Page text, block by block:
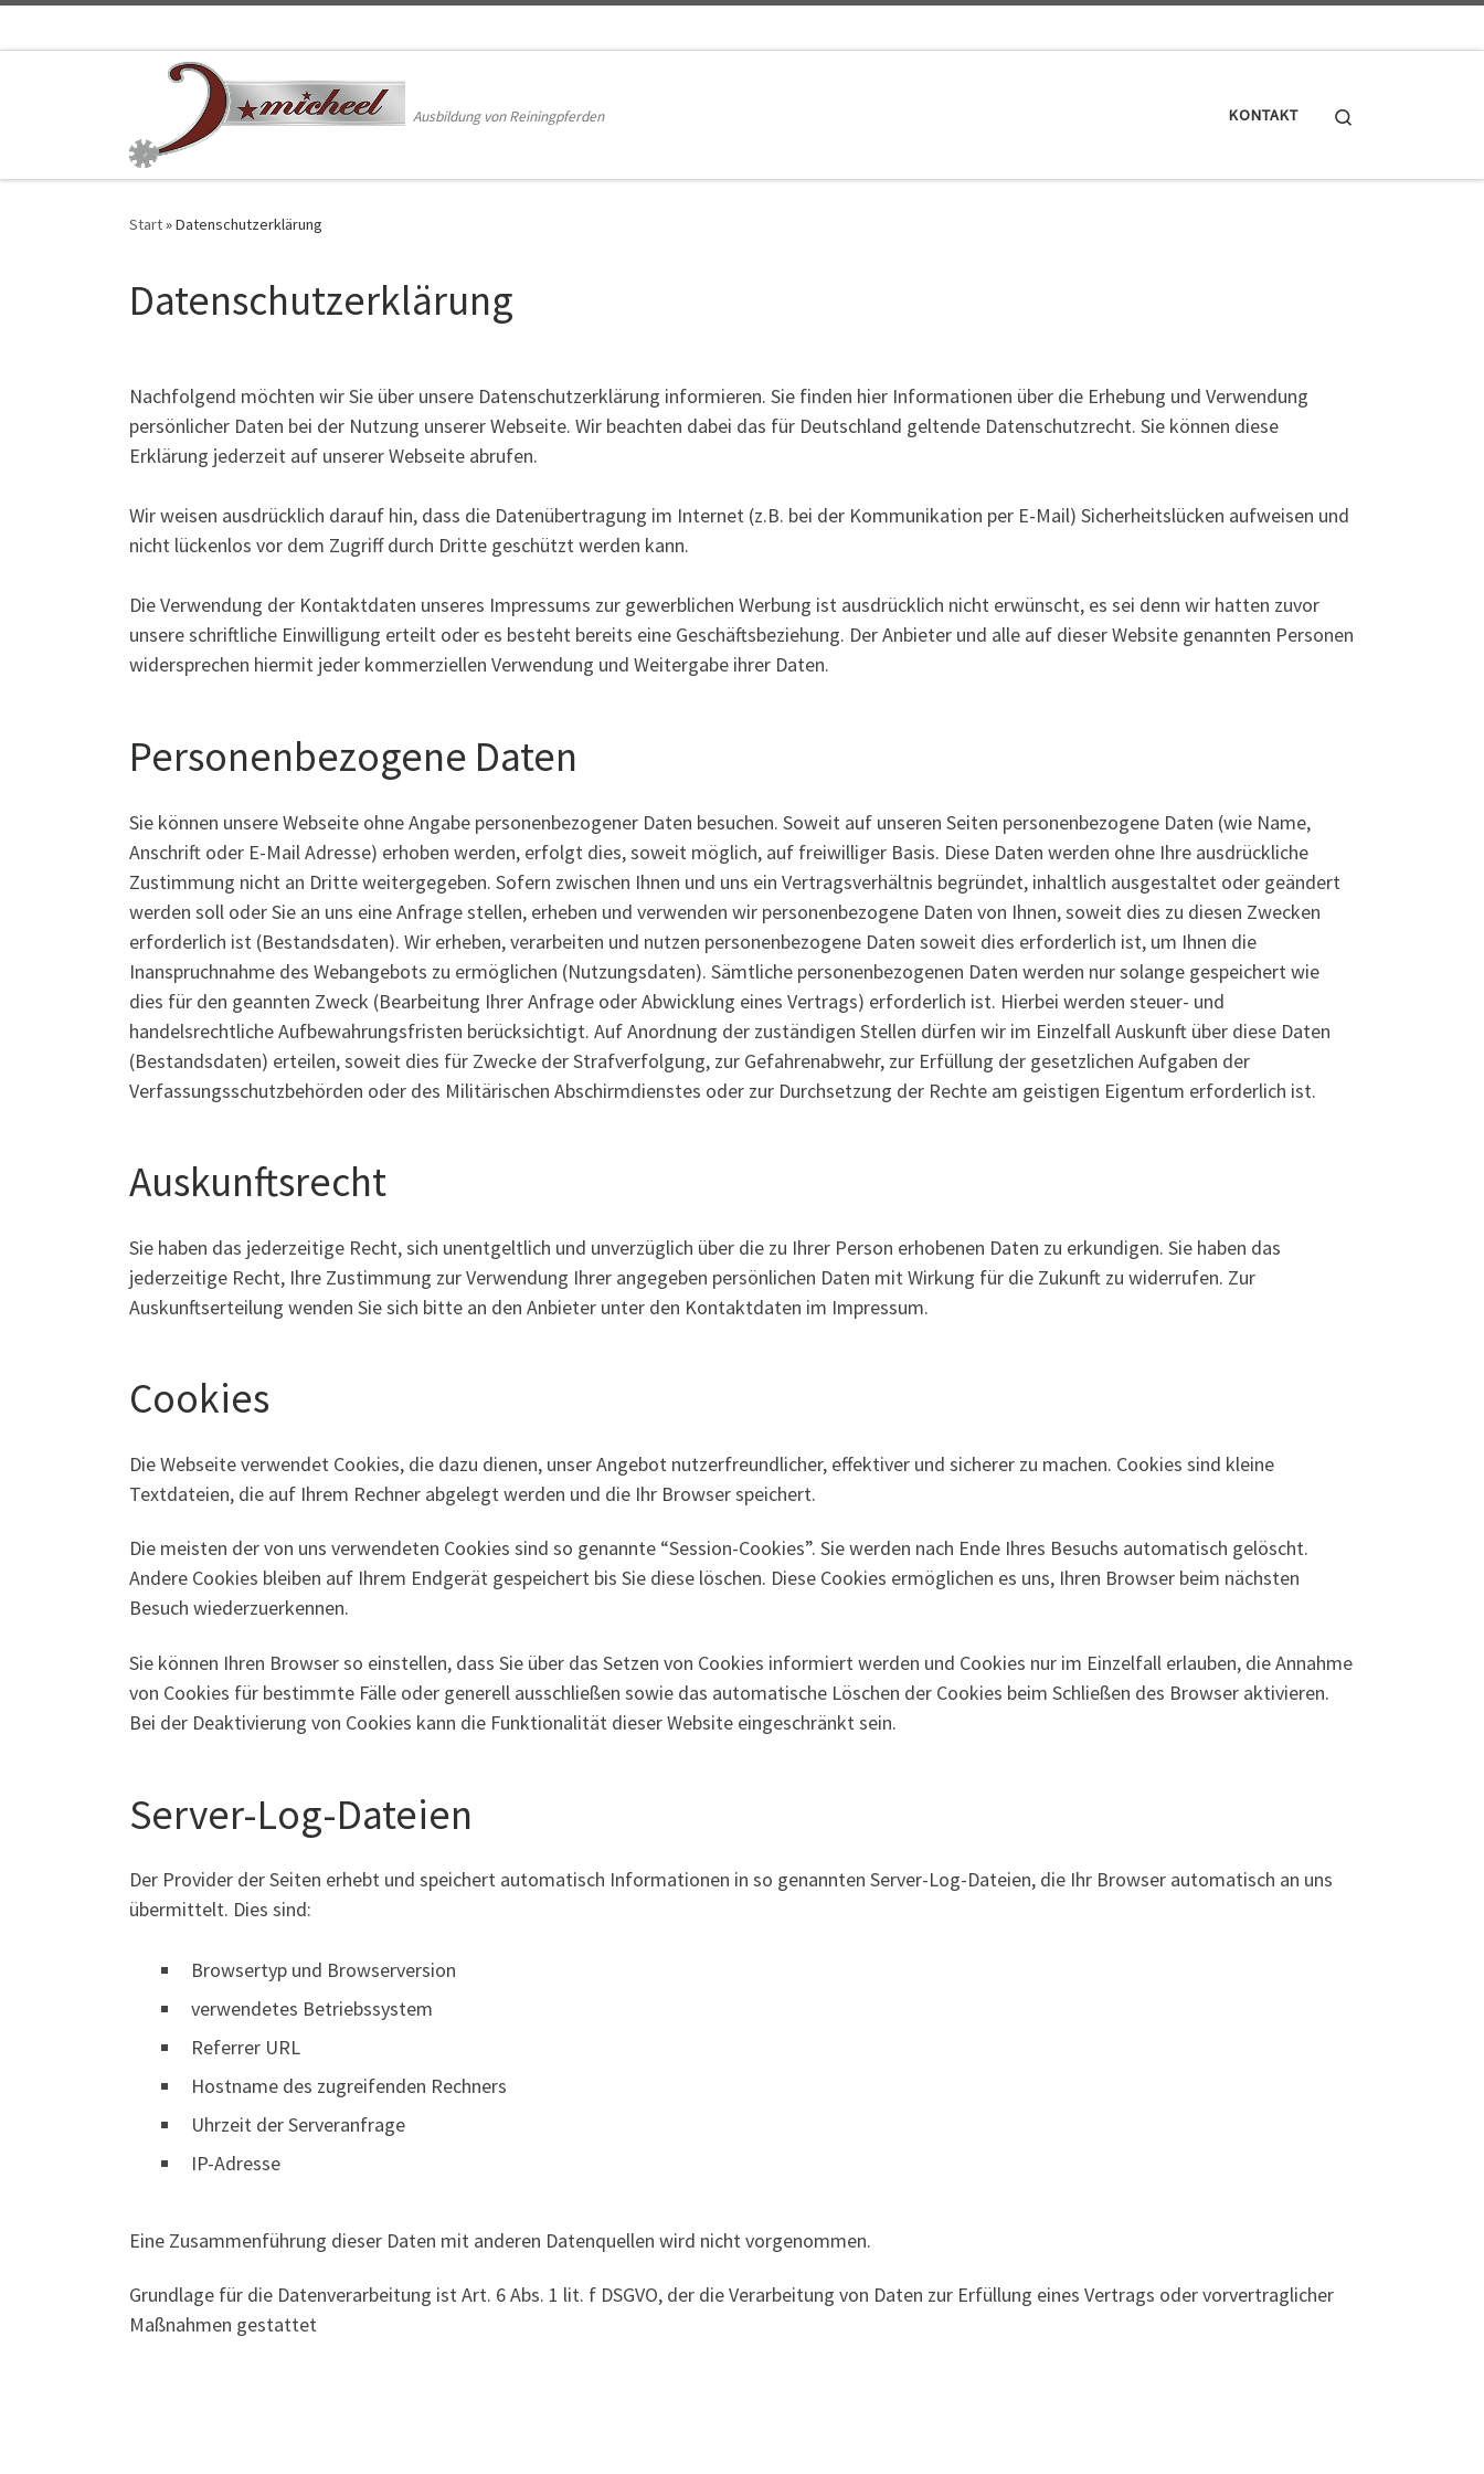
Ausbildung von Reiningpferden KONTAKT
Start»Datenschutzerklärung
Datenschutzerklärung
Nachfolgend möchten wir Sie über unsere Datenschutzerklärung informieren. Sie finden hier Informationen über die Erhebung und Verwendung
persönlicher Daten bei der Nutzung unserer Webseite. Wir beachten dabei das für Deutschland geltende Datenschutzrecht. Sie können diese
Erklärung jederzeit auf unserer Webseite abrufen.
Wir weisen ausdrücklich darauf hin, dass die Datenübertragung im Internet (z.B. bei der Kommunikation per E-Mail) Sicherheitslücken aufweisen und
nicht lückenlos vor dem Zugriff durch Dritte geschützt werden kann.
Die Verwendung der Kontaktdaten unseres Impressums zur gewerblichen Werbung ist ausdrücklich nicht erwünscht, es sei denn wir hatten zuvor
unsere schriftliche Einwilligung erteilt oder es besteht bereits eine Geschäftsbeziehung. Der Anbieter und alle auf dieser Website genannten Personen
widersprechen hiermit jeder kommerziellen Verwendung und Weitergabe ihrer Daten.
Personenbezogene Daten
Sie können unsere Webseite ohne Angabe personenbezogener Daten besuchen. Soweit auf unseren Seiten personenbezogene Daten (wie Name,
Anschrift oder E-Mail Adresse) erhoben werden, erfolgt dies, soweit möglich, auf freiwilliger Basis. Diese Daten werden ohne Ihre ausdrückliche
Zustimmung nicht an Dritte weitergegeben. Sofern zwischen Ihnen und uns ein Vertragsverhältnis begründet, inhaltlich ausgestaltet oder geändert
werden soll oder Sie an uns eine Anfrage stellen, erheben und verwenden wir personenbezogene Daten von Ihnen, soweit dies zu diesen Zwecken
erforderlich ist (Bestandsdaten). Wir erheben, verarbeiten und nutzen personenbezogene Daten soweit dies erforderlich ist, um Ihnen die
Inanspruchnahme des Webangebots zu ermöglichen (Nutzungsdaten). Sämtliche personenbezogenen Daten werden nur solange gespeichert wie
dies für den geannten Zweck (Bearbeitung Ihrer Anfrage oder Abwicklung eines Vertrags) erforderlich ist. Hierbei werden steuer- und
handelsrechtliche Aufbewahrungsfristen berücksichtigt. Auf Anordnung der zuständigen Stellen dürfen wir im Einzelfall Auskunft über diese Daten
(Bestandsdaten) erteilen, soweit dies für Zwecke der Strafverfolgung, zur Gefahrenabwehr, zur Erfüllung der gesetzlichen Aufgaben der
Verfassungsschutzbehörden oder des Militärischen Abschirmdienstes oder zur Durchsetzung der Rechte am geistigen Eigentum erforderlich ist.
Auskunftsrecht
Sie haben das jederzeitige Recht, sich unentgeltlich und unverzüglich über die zu Ihrer Person erhobenen Daten zu erkundigen. Sie haben das
jederzeitige Recht, Ihre Zustimmung zur Verwendung Ihrer angegeben persönlichen Daten mit Wirkung für die Zukunft zu widerrufen. Zur
Auskunftserteilung wenden Sie sich bitte an den Anbieter unter den Kontaktdaten im Impressum.
Cookies
Die Webseite verwendet Cookies, die dazu dienen, unser Angebot nutzerfreundlicher, effektiver und sicherer zu machen. Cookies sind kleine
Textdateien, die auf Ihrem Rechner abgelegt werden und die Ihr Browser speichert.
Die meisten der von uns verwendeten Cookies sind so genannte “Session-Cookies”. Sie werden nach Ende Ihres Besuchs automatisch gelöscht.
Andere Cookies bleiben auf Ihrem Endgerät gespeichert bis Sie diese löschen. Diese Cookies ermöglichen es uns, Ihren Browser beim nächsten
Besuch wiederzuerkennen.
Sie können Ihren Browser so einstellen, dass Sie über das Setzen von Cookies informiert werden und Cookies nur im Einzelfall erlauben, die Annahme
von Cookies für bestimmte Fälle oder generell ausschließen sowie das automatische Löschen der Cookies beim Schließen des Browser aktivieren.
Bei der Deaktivierung von Cookies kann die Funktionalität dieser Website eingeschränkt sein.
Server-Log-Dateien
Der Provider der Seiten erhebt und speichert automatisch Informationen in so genannten Server-Log-Dateien, die Ihr Browser automatisch an uns
übermittelt. Dies sind:
Browsertyp und Browserversion
verwendetes Betriebssystem
Referrer URL
Hostname des zugreifenden Rechners
Uhrzeit der Serveranfrage
IP-Adresse
Eine Zusammenführung dieser Daten mit anderen Datenquellen wird nicht vorgenommen.
Grundlage für die Datenverarbeitung ist Art. 6 Abs. 1 lit. f DSGVO, der die Verarbeitung von Daten zur Erfüllung eines Vertrags oder vorvertraglicher
Maßnahmen gestattet